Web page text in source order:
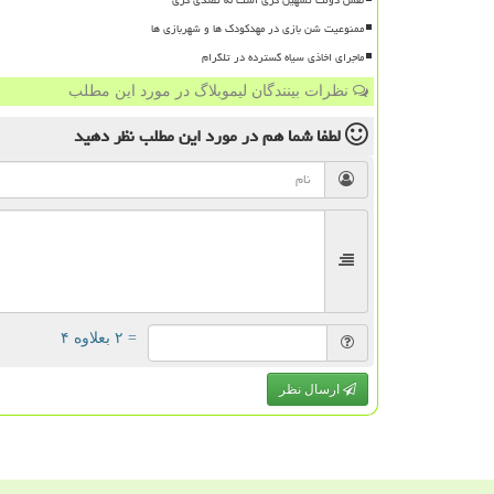
ممنوعیت شن بازی در مهدکودک ها و شهربازی ها
ماجرای اخاذی سیاه گسترده در تلگرام
نظرات بینندگان لیموبلاگ در مورد این مطلب
لطفا شما همدر مورد این مطلبنظر دهید
= ۲ بعلاوه ۴
ارسال نظر